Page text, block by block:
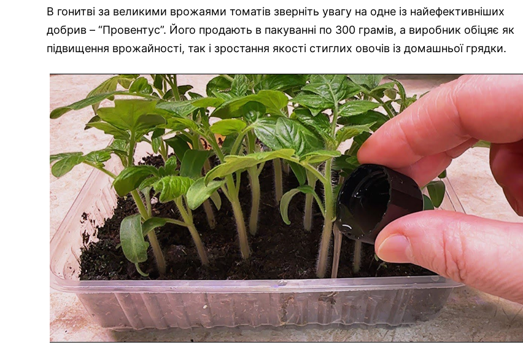
В гонитві за великими врожаями томатів зверніть увагу на одне із найефективніших
добрив – “Провентус”. Його продають в пакуванні по 300 грамів, а виробник обіцяє як
підвищення врожайності, так і зростання якості стиглих овочів із домашньої грядки.